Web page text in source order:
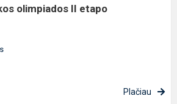
olimpiados II etapo
Plačiau